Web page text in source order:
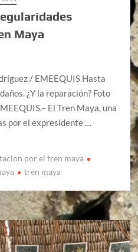
Maya
/ EMEEQUIS Hasta
¿Y la reparación? Foto
El Tren Maya, una
por el expresidente …
por el tren maya
tren maya